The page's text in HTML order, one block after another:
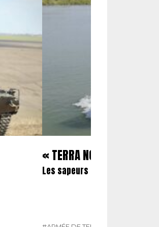
« TERRA NOSTRA »
Les sapeurs du 1er REG en